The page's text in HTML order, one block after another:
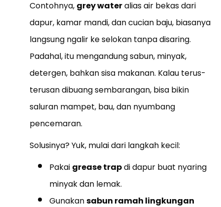
Contohnya, grey wateralias air bekas dari
dapur, kamar mandi, dan cucian baju, biasanya
langsung ngalir ke selokan tanpa disaring.
Padahal, itu mengandung sabun, minyak,
detergen, bahkan sisa makanan. Kalau terus-
terusan dibuang sembarangan, bisa bikin
saluran mampet, bau, dan nyumbang
pencemaran.
Solusinya? Yuk, mulai dari langkah kecil:
Pakai grease trapdi dapur buat nyaring
minyak dan lemak.
Gunakansabun ramah lingkungan